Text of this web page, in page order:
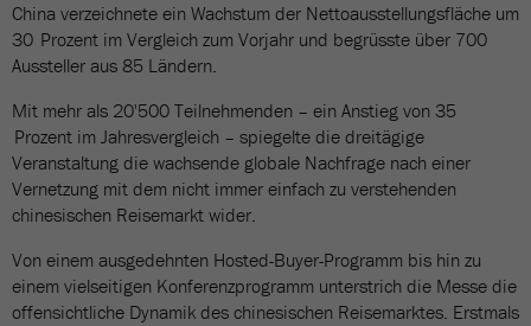
China verzeichnete ein Wachstum der Nettoausstellungsfläche um
30 Prozent im Vergleich zum Vorjahr und begrüsste über 700
Aussteller aus 85 Ländern.
Mit mehr als 20'500 Teilnehmenden – ein Anstieg von 35
Prozent im Jahresvergleich – spiegelte die dreitägige
Veranstaltung die wachsende globale Nachfrage nach einer
Vernetzung mit dem nicht immer einfach zu verstehenden
chinesischen Reisemarkt wider.
Von einem ausgedehnten Hosted-Buyer-Programm bis hin zu
einem vielseitigen Konferenzprogramm unterstrich die Messe die
offensichtliche Dynamik des chinesischen Reisemarktes. Erstmals